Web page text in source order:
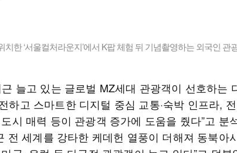
치한 ‘서울컬처라운지’에서 K팝 체험 뒤 기념촬영하는 외국인 관
근 늘고 있는 글로벌 MZ세대 관광객이 선호하는
하고 스마트한 디지털 중심 교통·숙박 인프라,
시 매력 등이 관광객 증가에 도움을 줬다”고 분
전 세계를 강타한 케데헌 열풍이 더해져 동북아